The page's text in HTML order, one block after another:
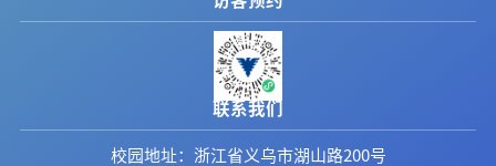
联系我们
校园地址：浙江省义乌市湖山路200号